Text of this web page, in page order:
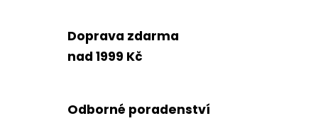
Doprava zdarma
nad 1999 Kč
Odborné poradenství